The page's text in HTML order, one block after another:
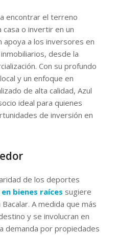
encontrar el terreno
o invertir en un
a los inversores en
desde la
Con su profundo
y un enfoque en
de alta calidad, Azul
ideal para quienes
de inversión en
de los deportes
bienes raíces sugiere
A medida que más
y se involucran en
demanda por propiedades